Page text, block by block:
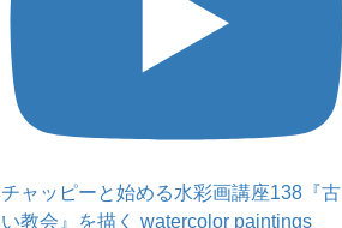
チャッピーと始める水彩画講座138『古
い教会』を描く watercolor paintings